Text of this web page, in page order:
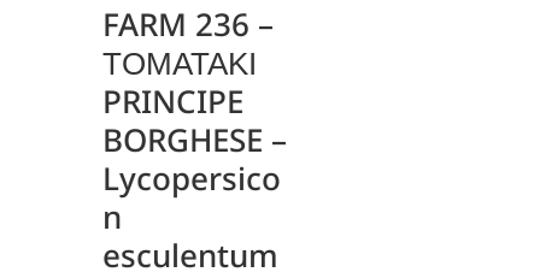
FARM 236 –
ΤΟΜΑΤΑΚΙ
PRINCIPE
BORGHESE –
Lycopersico
n
esculentum